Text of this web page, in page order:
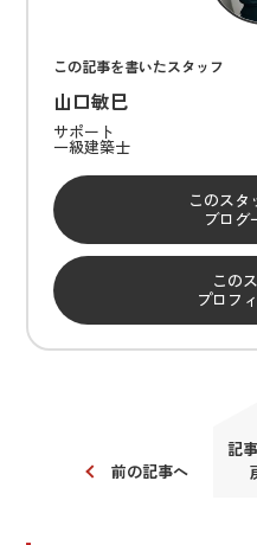
この記事を書いたスタッフ
山口敏巳
サポート
一級建築士
このスタ
ブログ
この
プロフ
前の記事へ
記